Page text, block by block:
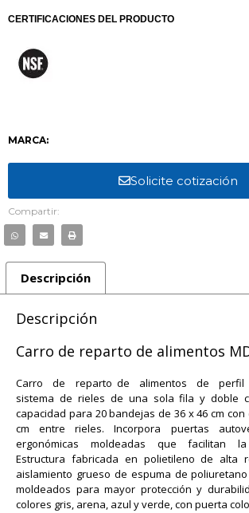
CERTIFICACIONES DEL PRODUCTO
MARCA:
Solicite cotización
Compartir:
Descripción
Descripción
Carro de reparto de alimentos
Carro de reparto de alimentos de perfil
sistema de rieles de una sola fila y doble
capacidad para 20 bandejas de 36 x 46 cm
cm entre rieles. Incorpora puertas
ergonómicas moldeadas que facilitan la
Estructura fabricada en polietileno de alta
aislamiento grueso de espuma de
moldeados para mayor protección y
colores gris, arena, azul y verde, con puerta